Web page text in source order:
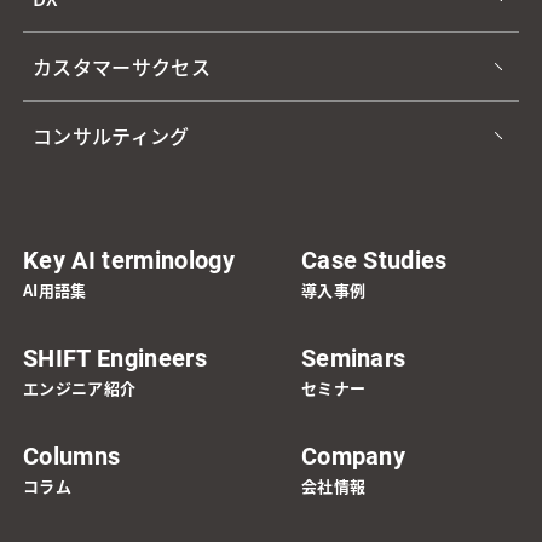
カスタマーサクセス
コンサルティング
Key AI terminology
AI用語集
Case Studies
導入事例
SHIFT Engineers
エンジニア紹介
Seminars
セミナー
Columns
コラム
Company
会社情報